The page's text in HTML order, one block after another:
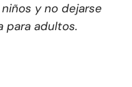
y no dejarse
para adultos.